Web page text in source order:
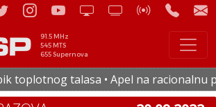
91.5 MHz
545 MTS
655 Supernova
talasa • Apel na racionalnu